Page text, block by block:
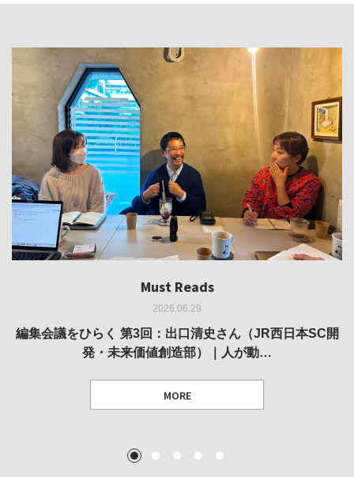
Must Reads
2026.06.29
編集会議をひらく 第3回：出口清史さん（JR西日本SC開
発・未来価値創造部）｜人が動…
MORE
Must Reads
2026.05.14
REVIEW｜果たして美術家・梅津庸一は、「大阪のゆかり
作家」となることができたのか…
Must Reads
2026.03.11
REPORT｜博覧会の残像
MORE
Must Reads
2026.02.25
REVIEW｜菊池聡太朗 個展「余りの風景」
MORE
Must Reads
2025.10.01
REVIEW｜生の存在証明としての線——「ライフライン」
展
1 2 3 4 5